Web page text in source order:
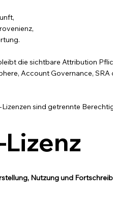
die sichtbare Attribution
Account Governance,
sind getrennte
Nutzung und